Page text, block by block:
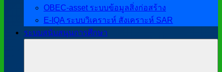
OBEC-asset ระบบข้อมูลสิ่งก่อสร้าง
E-IQA ระบบวิเคราะห์ สังเคราะห์ SAR
ระบบสนับสนุนการศึกษา